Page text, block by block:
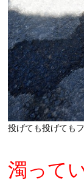
投げても投げても
濁って